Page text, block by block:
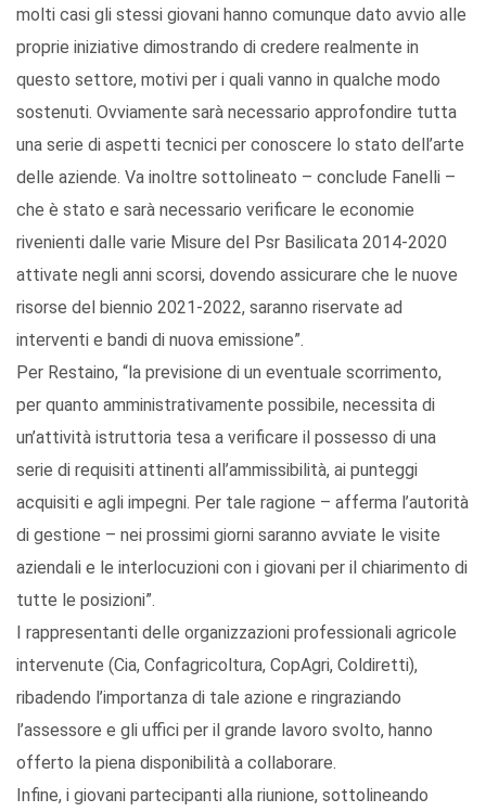
molti casi gli stessi giovani hanno comunque dato avvio alle
proprie iniziative dimostrando di credere realmente in
questo settore, motivi per i quali vanno in qualche modo
sostenuti. Ovviamente sarà necessario approfondire tutta
una serie di aspetti tecnici per conoscere lo stato dell’arte
delle aziende. Va inoltre sottolineato – conclude Fanelli –
che è stato e sarà necessario verificare le economie
rivenienti dalle varie Misure del Psr Basilicata 2014-2020
attivate negli anni scorsi, dovendo assicurare che le nuove
risorse del biennio 2021-2022, saranno riservate ad
interventi e bandi di nuova emissione”.
Per Restaino, “la previsione di un eventuale scorrimento,
per quanto amministrativamente possibile, necessita di
un’attività istruttoria tesa a verificare il possesso di una
serie di requisiti attinenti all’ammissibilità, ai punteggi
acquisiti e agli impegni. Per tale ragione – afferma l’autorità
di gestione – nei prossimi giorni saranno avviate le visite
aziendali e le interlocuzioni con i giovani per il chiarimento di
tutte le posizioni”.
I rappresentanti delle organizzazioni professionali agricole
intervenute (Cia, Confagricoltura, CopAgri, Coldiretti),
ribadendo l’importanza di tale azione e ringraziando
l’assessore e gli uffici per il grande lavoro svolto, hanno
offerto la piena disponibilità a collaborare.
Infine, i giovani partecipanti alla riunione, sottolineando